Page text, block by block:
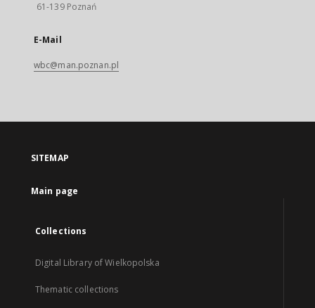
61-139 Poznań
E-Mail
wbc@man.poznan.pl
SITEMAP
Main page
Collections
Digital Library of Wielkopolska
Thematic collections